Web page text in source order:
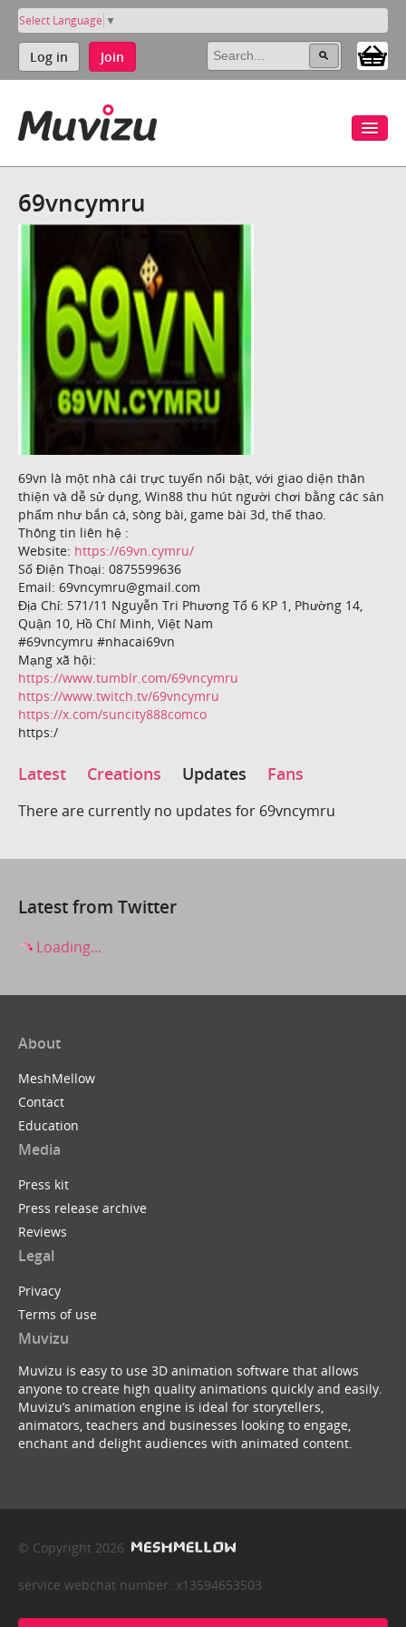
Select Language ▼
Log in Join
69vncymru
69vn là một nhà cái trực tuyến nổi bật, với giao diện thân
thiện và dễ sử dụng, Win88 thu hút người chơi bằng các sản
phẩm như bắn cá, sòng bài, game bài 3d, thể thao.
Thông tin liên hệ :
Website: https://69vn.cymru/
Số Điện Thoại: 0875599636
Email: 69vncymru@gmail.com
Địa Chỉ: 571/11 Nguyễn Tri Phương Tổ 6 KP 1, Phường 14,
Quận 10, Hồ Chí Minh, Việt Nam
#69vncymru #nhacai69vn
Mạng xã hội:
https://www.tumblr.com/69vncymru
https://www.twitch.tv/69vncymru
https://x.com/suncity888comco
https:/
Latest Creations Updates Fans
There are currently no updates for 69vncymru
Latest from Twitter
Loading...
About
MeshMellow
Contact
Education
Media
Press kit
Press release archive
Reviews
Legal
Privacy
Terms of use
Muvizu
Muvizu is easy to use 3D animation software that allows
anyone to create high quality animations quickly and easily.
Muvizu’s animation engine is ideal for storytellers,
animators, teachers and businesses looking to engage,
enchant and delight audiences with animated content.
© Copyright 2026
service webchat number: x13594653503